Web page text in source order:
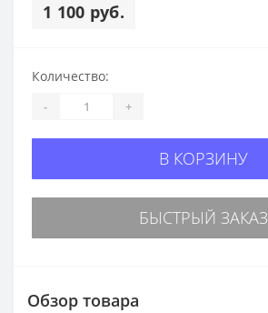
1 100 руб.
Количество:
- +
В КОРЗИНУ
БЫСТРЫЙ ЗАКАЗ
Обзор товара